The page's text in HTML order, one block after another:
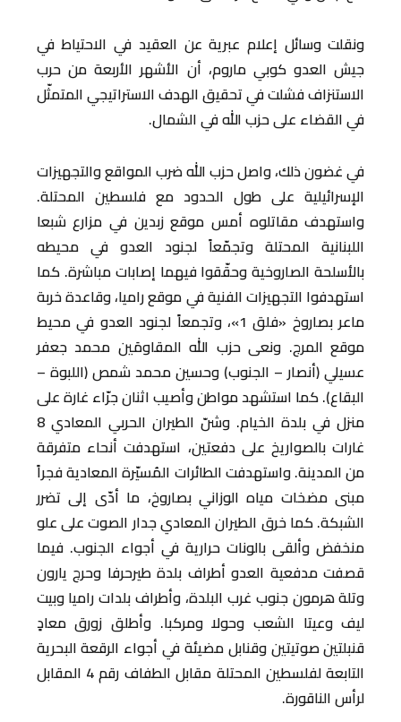
ونقلت وسائل إعلام عبرية عن العقيد في الاحتياط في
جيش العدو كوبي ماروم، أن الأشهر الأربعة من حرب
الاستنزاف فشلت في تحقيق الهدف الاستراتيجي المتمثّل
في القضاء على حزب الله في الشمال.
في غضون ذلك، واصل حزب الله ضرب المواقع والتجهيزات
الإسرائيلية على طول الحدود مع فلسطين المحتلة.
واستهدف مقاتلوه أمس موقع زبدين في مزارع شبعا
اللبنانية المحتلة و‏تجمّعاً لجنود العدو في محيطه
‏بالأسلحة الصاروخية وحقّقوا فيهما إصابات مباشرة.‏ ‏كما
استهدفوا التجهيزات الفنية في موقع راميا، وقاعدة خربة
ماعر بصاروخ «فلق 1»، وتجمعاً لجنود العدو في محيط
موقع المرج. ونعى حزب الله المقاومَين محمد جعفر
عسيلي (أنصار – الجنوب) وحسين محمد شمص (اللبوة –
البقاع). كما استشهد مواطن وأصيب اثنان جرّاء غارة على
منزل في بلدة الخيام. وشنّ الطيران الحربي المعادي 8
غارات بالصواريخ على دفعتين، استهدفت أنحاء متفرقة
من المدينة. واستهدفت الطائرات المُسيّرة المعادية فجراً
مبنى مضخات مياه الوزاني بصاروخ، ما أدّى إلى تضرر
الشبكة. كما خرق الطيران المعادي جدار الصوت على علو
منخفض وألقى بالونات حرارية في أجواء الجنوب. فيما
قصفت مدفعية العدو أطراف بلدة طيرحرفا وحرج يارون
وتلة هرمون جنوب غرب البلدة، وأطراف بلدات راميا وبيت
ليف وعيتا الشعب وحولا ومركبا. وأطلق زورق معادٍ
قنبلتين صوتيتين وقنابل مضيئة في أجواء الرقعة البحرية
التابعة لفلسطين المحتلة مقابل الطفاف رقم 4 المقابل
لرأس الناقورة.